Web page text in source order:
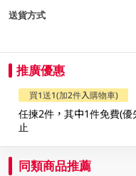
送貨方式
推廣優惠
買1送1(加2件入購物車)
任揀2件，其中1件免費(
止
同類商品推薦